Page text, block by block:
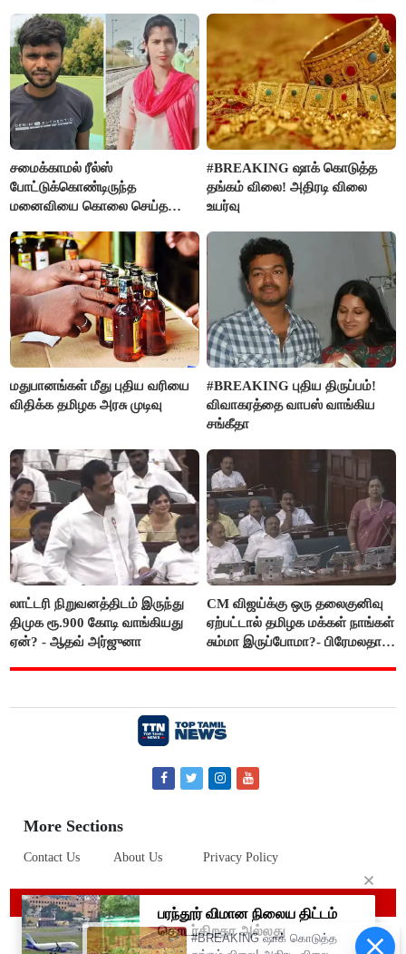
சமைக்காமல் ரீல்ஸ்
போட்டுக்கொண்டிருந்த
மனைவியை கொலை செய்த
#BREAKING ஷாக் கொடுத்த
தங்கம் விலை! அதிரடி விலை
உயர்வு
மதுபானங்கள் மீது புதிய வரியை
விதிக்க தமிழக அரசு முடிவு
#BREAKING புதிய திருப்பம்!
விவாகரத்தை வாபஸ் வாங்கிய
சங்கீதா
லாட்டரி நிறுவனத்திடம் இருந்து
திமுக ரூ.900 கோடி வாங்கியது
ஏன்? - ஆதவ் அர்ஜுனா
CM விஜய்க்கு ஒரு தலைகுனிவு
ஏற்பட்டால் தமிழக மக்கள் நாங்கள்
சும்மா இருப்போமா?- பிரேமலதா
More Sections
Contact Us About Us Privacy Policy
#BREAKING ஷாக் கொடுத்த